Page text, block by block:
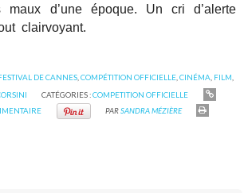
d’une époque. Un cri d’alerte
clairvoyant.
DE CANNES, COMPÉTITION OFFICIELLE, CINÉMA FILM
CATÉGORIES :COMPETITION OFFICIELLE
PARSANDRA MÉZIÈRE